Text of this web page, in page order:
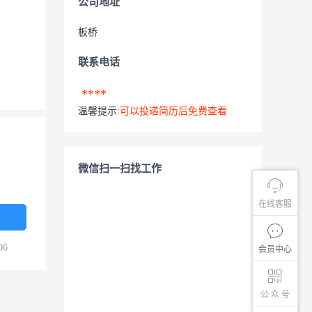
在线客服
会员中心
公 众 号
板桥
联系电话
****
温馨提示: 可以投递简历后免费查看
微信扫一扫找工作